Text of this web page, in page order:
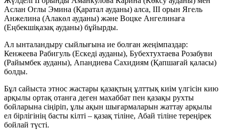
Аслан Оглы Эмина (Қаратал ауданы) алса, III орын Ягель
Анжелина (Алакөл ауданы) және Воцке Ангелинаға
(Еңбекшіқазақ ауданы) бұйырды.
Ал ынталандыру сыйлығына ие болған жеңімпаздар:
Кенжеева Рабигуль (Ескеді ауданы), Бубехтухтаева Розабуви
(Райымбек ауданы), Апандиева Сахидиям (Қапшағай қаласы)
болды.
Бұл сайыста этнос жастары қазақтың ұлттық киім үлгісін кию
арқылы ортақ отанға деген махаббат пен қазақы рухты
бойларына сіңіріп, ұлы ақын шығармаларын жаттау арқылы
ел бірлігінің басты кілті – қазақ тіліне, Абай тіліне тереңірек
бойлай түсті.